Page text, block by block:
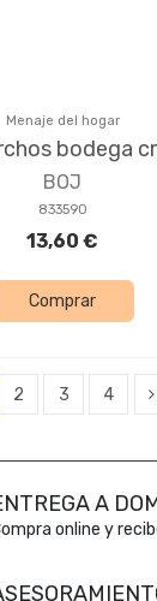
Menaje del hogar
bodega
BOJ
833590
13,60 €
Comprar
2 3 4
A
online y